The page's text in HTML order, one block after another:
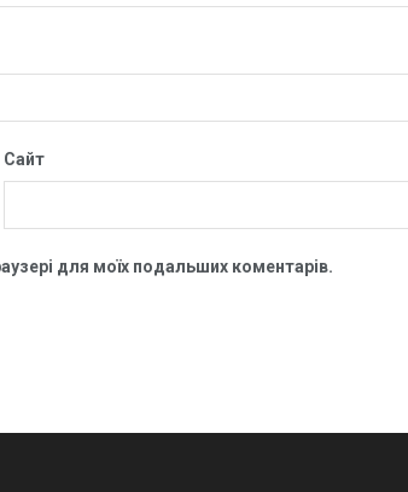
Сайт
для моїх подальших коментарів.